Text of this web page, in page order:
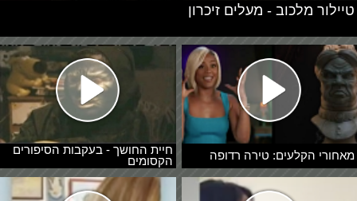
מאחורי הקלעים: טירה רדופה
חיית החושך - בעקבות הסיפורים
הקסומים
טיילור מלכוב - מעלים זיכרון